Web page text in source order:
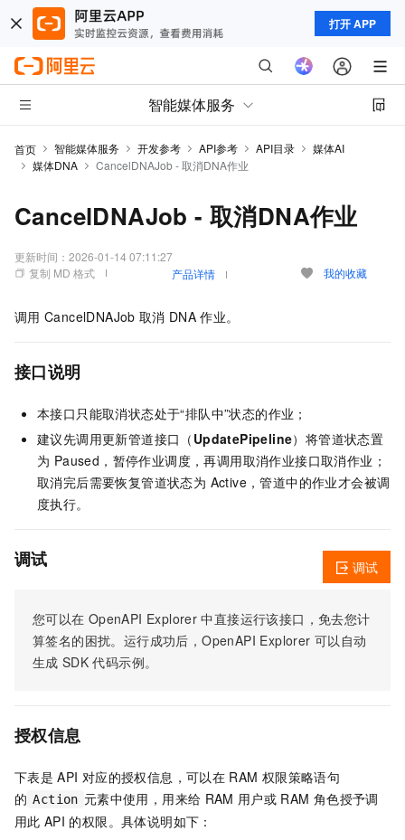
打开 APP
智能媒体服务
首页 智能媒体服务 开发参考 API参考 API目录
媒体AI
媒体DNA
CancelDNAJob - 取消DNA作业
CancelDNAJob - 取消DNA作业
更新时间： 2026-01-14 07:11:27
复制 MD 格式
产品详情 我的收藏
调用 CancelDNAJob 取消 DNA 作业。
接口说明
本接口只能取消状态处于“排队中”状态的作业；
建议先调用更新管道接口（ UpdatePipeline）将管道状态置
为 Paused，暂停作业调度，再调用取消作业接口取消作业；
取消完后需要恢复管道状态为 Active，管道中的作业才会被调
度执行。
调试
您可以在 OpenAPI Explorer 中直接运行该接口，免去您计
算签名的困扰。运行成功后，OpenAPI Explorer 可以自动
生成 SDK 代码示例。
调试
授权信息
下表是 API 对应的授权信息，可以在 RAM 权限策略语句
的 Action 元素中使用，用来给 RAM 用户或 RAM 角色授予调
用此 API 的权限。具体说明如下：